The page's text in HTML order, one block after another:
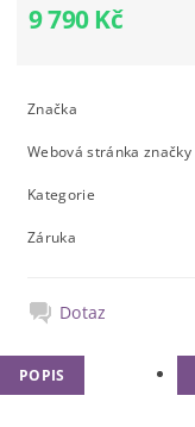
9 790 Kč
Značka
Webová stránka značky
Kategorie
Záruka
Dotaz
POPIS